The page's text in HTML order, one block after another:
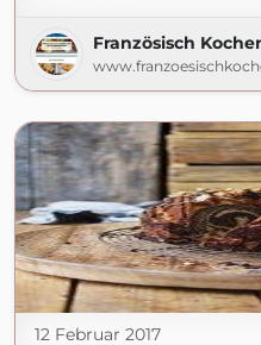
Französisch
12 Februar 2017